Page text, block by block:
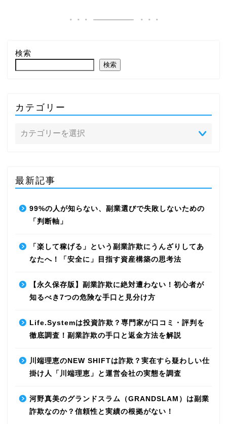
検索
検索
カテゴリー
最新記事
99%の人が知らない、副業選びで失敗しないための
「判断軸」
「楽して稼げる」という副業詐欺にうんざりしてあ
なたへ！「安全に」目指す資産構築の思考法
【永久保存版】副業詐欺に絶対遭わない！初心者が
知るべき7つの危険な手口と見分け方
Life.Systemは投資詐欺？専門家が口コミ・評判を
徹底調査！副業詐欺の手口と返金方法を解説
川端理恵のNEW SHIFTは詐欺？実在すら疑わしい仕
掛け人「川端理恵」と運営会社の実態を調査
河野真美のグランドスラム（GRANDSLAM）は副業
詐欺なのか？信頼性と実績の根拠がない！